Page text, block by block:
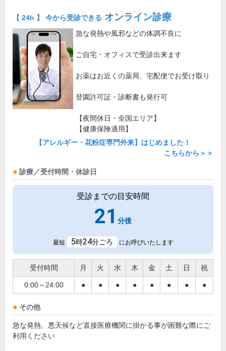
【 24h 】 今から受診できる オンライン診療
急な発熱や風邪などの体調不良に
ご自宅・オフィスで受診出来ます
お薬はお近くの薬局、宅配便でお受け取り
登園許可証・診断書も発行可
【夜間休日・全国エリア】
【健康保険適用】
【アレルギー・花粉症専門外来】はじめました！
こちらから＞＞
診療／受付時間・休診日
受診までの目安時間
21 分後
最短 5時24分ごろ にお呼びいたします
受付時間 月 火 水 木 金 土 日 祝
0:00～24:00 ● ● ● ● ● ● ● ●
その他
急な発熱、悪天候など直接医療機関に掛かる事が困難な際にご
利用ください